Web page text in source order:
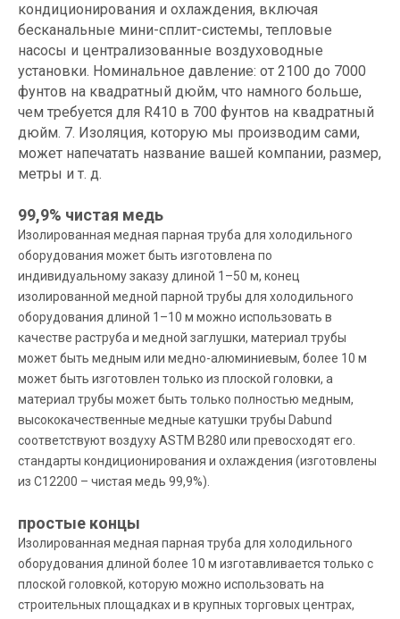
кондиционирования и охлаждения, включая
бесканальные мини-сплит-системы, тепловые
насосы и централизованные воздуховодные
установки. Номинальное давление: от 2100 до 7000
фунтов на квадратный дюйм, что намного больше,
чем требуется для R410 в 700 фунтов на квадратный
дюйм. 7. Изоляция, которую мы производим сами,
может напечатать название вашей компании, размер,
метры и т. д.
99,9% чистая медь
Изолированная медная парная труба для холодильного
оборудования может быть изготовлена по
индивидуальному заказу длиной 1–50 м, конец
изолированной медной парной трубы для холодильного
оборудования длиной 1–10 м можно использовать в
качестве раструба и медной заглушки, материал трубы
может быть медным или медно-алюминиевым, более 10 м
может быть изготовлен только из плоской головки, а
материал трубы может быть только полностью медным,
высококачественные медные катушки трубы Dabund
соответствуют воздуху ASTM B280 или превосходят его.
стандарты кондиционирования и охлаждения (изготовлены
из C12200 – чистая медь 99,9%).
простые концы
Изолированная медная парная труба для холодильного
оборудования длиной более 10 м изготавливается только с
плоской головкой, которую можно использовать на
строительных площадках и в крупных торговых центрах,